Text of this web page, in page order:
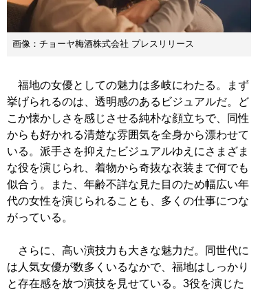
画像：チョーヤ梅酒株式会社 プレスリリース
福地の女優としての魅力は多岐にわたる。まず
挙げられるのは、透明感のあるビジュアルだ。ど
こか懐かしさを感じさせる純朴な顔立ちで、同性
からも好かれる清楚な雰囲気を全身から漂わせて
いる。派手さを抑えたビジュアルゆえにさまざま
な役を演じられ、着物から奇抜な衣装まで何でも
似合う。また、年齢不詳な見た目のため幅広い年
代の女性を演じられることも、多くの仕事につな
がっている。
さらに、高い演技力も大きな魅力だ。同世代に
は人気女優が数多くいるなかで、福地はしっかり
と存在感を放つ演技を見せている。3役を演じた